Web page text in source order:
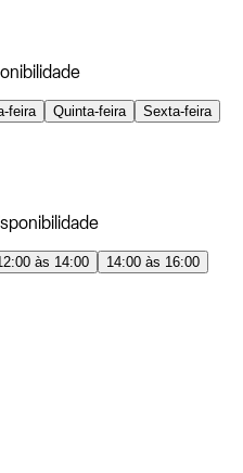
feira Quinta-feira
Sexta-feira
às 14:00
14:00 às 16:00